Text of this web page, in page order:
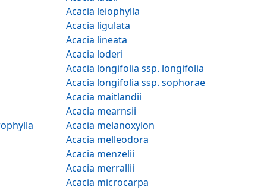
cyperophylla
Acacia leiophylla
Acacia ligulata
Acacia lineata
Acacia loderi
Acacia longifolia ssp. longifolia
Acacia longifolia ssp. sophorae
Acacia maitlandii
Acacia mearnsii
Acacia melanoxylon
Acacia melleodora
Acacia menzelii
Acacia merrallii
Acacia microcarpa